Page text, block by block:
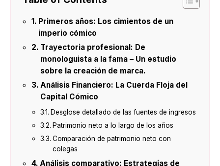
Primeros años: Los cimientos de un
imperio cómico
Trayectoria profesional: De
monologuista a la fama – Un estudio
sobre la creación de marca.
Análisis Financiero: La Cuerda Floja del
Capital Cómico
Desglose detallado de las fuentes de ingresos
Patrimonio neto a lo largo de los años
Comparación de patrimonio neto con
colegas
Análisis comparativo: Estrategias de